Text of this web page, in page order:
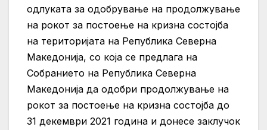
одлуката за одобрување на продолжување
на рокот за постоење на кризна состојба
на територијата на Република Северна
Македонија, со која се предлага на
Собранието на Република Северна
Македонија да одобри продолжување на
рокот за постоење на кризна состојба до
31 декември 2021 година и донесе заклучок